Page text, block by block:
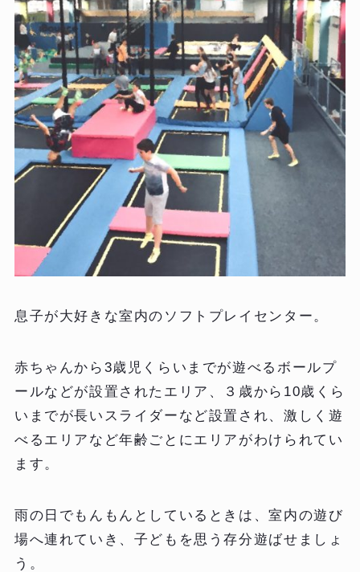
息子が大好きな室内のソフトプレイセンター。
赤ちゃんから3歳児くらいまでが遊べるボールプ
ールなどが設置されたエリア、３歳から10歳くら
いまでが長いスライダーなど設置され、激しく遊
べるエリアなど年齢ごとにエリアがわけられてい
ます。
雨の日でもんもんとしているときは、室内の遊び
場へ連れていき、子どもを思う存分遊ばせましょ
う。